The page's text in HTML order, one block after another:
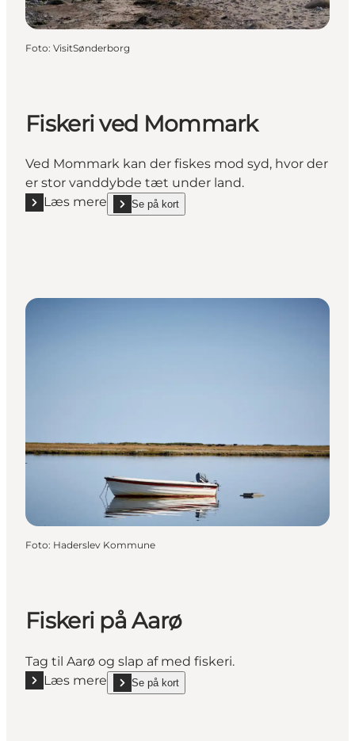
Foto: VisitSønderborg
Fiskeri ved Mommark
Ved Mommark kan der fiskes mod syd, hvor der
er stor vanddybde tæt under land.
Læs mere
Læs mere "Fiskeri ved Mommark"
Se på kort
show Fiskeri ved Mommark on_map
Foto: Haderslev Kommune
Fiskeri på Aarø
Tag til Aarø og slap af med fiskeri.
Læs mere
Læs mere "Fiskeri på Aarø"
Se på kort
show Fiskeri på Aarø on_map